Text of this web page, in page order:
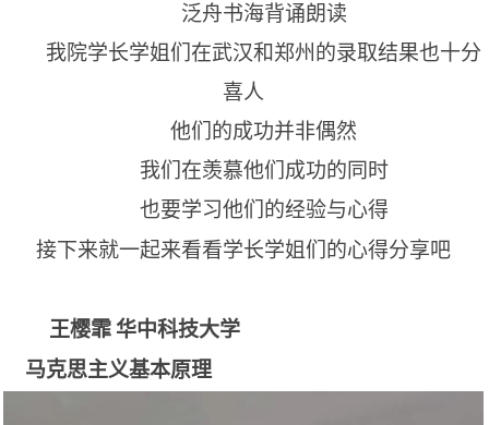
泛舟书海背诵朗读
我院学长学姐们在武汉和郑州的录取结果也十分
喜人
他们的成功并非偶然
我们在羡慕他们成功的同时
也要学习他们的经验与心得
接下来就一起来看看学长学姐们的心得分享吧
王樱霏华中科技大学
马克思主义基本原理